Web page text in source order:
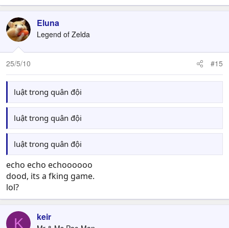
Eluna
Legend of Zelda
25/5/10 #15
luật trong quân đội
luật trong quân đội
luật trong quân đội
echo echo echoooooo
dood, its a fking game.
lol?
K keir